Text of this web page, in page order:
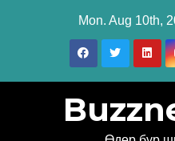
Mon. Aug 10th,